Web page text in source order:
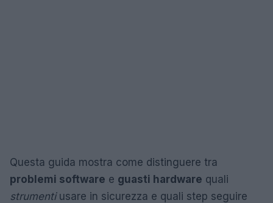
Questa guida mostra come distinguere tra
problemi software e guasti hardware quali
strumentiusare in sicurezza e quali step seguire